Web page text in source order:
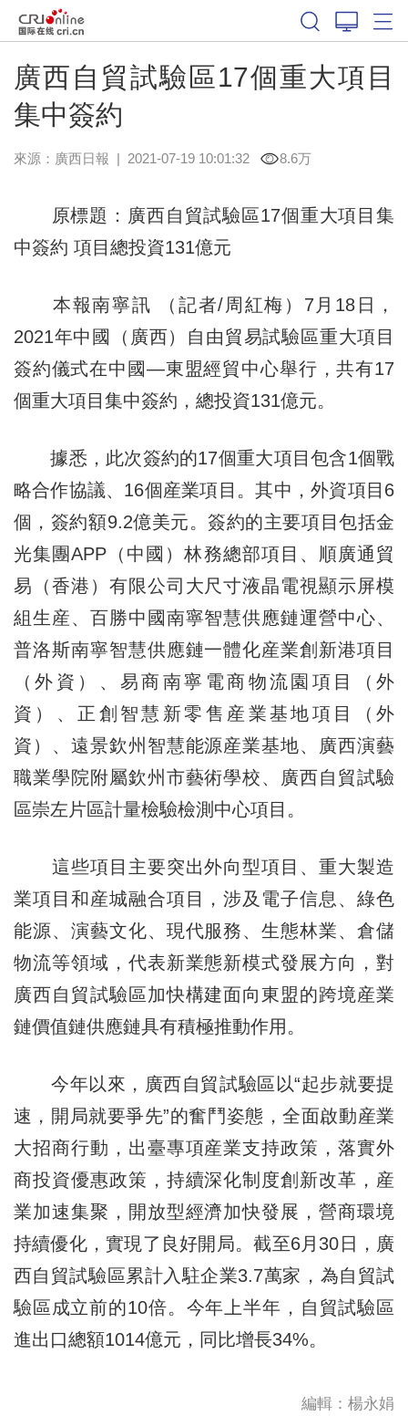
廣西自貿試驗區17個重大項目
集中簽約
來源： 廣西日報 | 2021-07-19 10:01:32 8.6万
原標題：廣西自貿試驗區17個重大項目集
中簽約 項目總投資131億元
本報南寧訊 （記者/周紅梅）7月18日，
2021年中國（廣西）自由貿易試驗區重大項目
簽約儀式在中國—東盟經貿中心舉行，共有17
個重大項目集中簽約，總投資131億元。
據悉，此次簽約的17個重大項目包含1個戰
略合作協議、16個産業項目。其中，外資項目6
個，簽約額9.2億美元。簽約的主要項目包括金
光集團APP（中國）林務總部項目、順廣通貿
易（香港）有限公司大尺寸液晶電視顯示屏模
組生産、百勝中國南寧智慧供應鏈運營中心、
普洛斯南寧智慧供應鏈一體化産業創新港項目
（外資）、易商南寧電商物流園項目（外
資）、正創智慧新零售産業基地項目（外
資）、遠景欽州智慧能源産業基地、廣西演藝
職業學院附屬欽州市藝術學校、廣西自貿試驗
區崇左片區計量檢驗檢測中心項目。
這些項目主要突出外向型項目、重大製造
業項目和産城融合項目，涉及電子信息、綠色
能源、演藝文化、現代服務、生態林業、倉儲
物流等領域，代表新業態新模式發展方向，對
廣西自貿試驗區加快構建面向東盟的跨境産業
鏈價值鏈供應鏈具有積極推動作用。
今年以來，廣西自貿試驗區以“起步就要提
速，開局就要爭先”的奮鬥姿態，全面啟動産業
大招商行動，出臺專項産業支持政策，落實外
商投資優惠政策，持續深化制度創新改革，産
業加速集聚，開放型經濟加快發展，營商環境
持續優化，實現了良好開局。截至6月30日，廣
西自貿試驗區累計入駐企業3.7萬家，為自貿試
驗區成立前的10倍。今年上半年，自貿試驗區
進出口總額1014億元，同比增長34%。
編輯：楊永娟